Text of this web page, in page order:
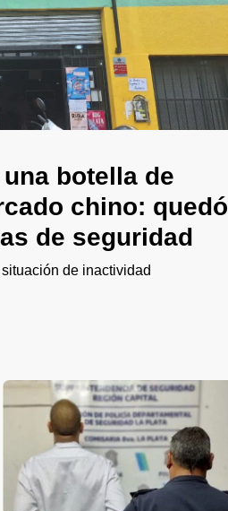
botella de
chino: quedó
de seguridad
de inactividad